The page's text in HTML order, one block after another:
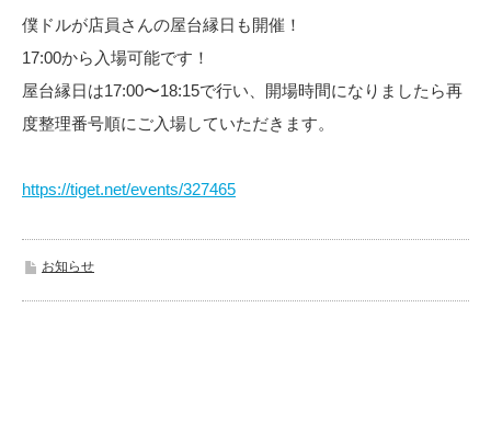
僕ドルが店員さんの屋台縁日も開催！
17:00から入場可能です！
屋台縁日は17:00〜18:15で行い、開場時間になりましたら再
度整理番号順にご入場していただきます。
https://tiget.net/events/327465
お知らせ